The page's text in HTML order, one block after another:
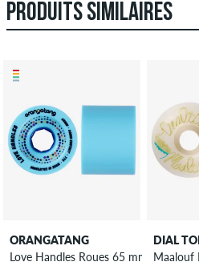
PRODUITS SIMILAIRES
ORANGATANG
Love Handles Roues 65 mm 77A 4
DIAL
Maalouf